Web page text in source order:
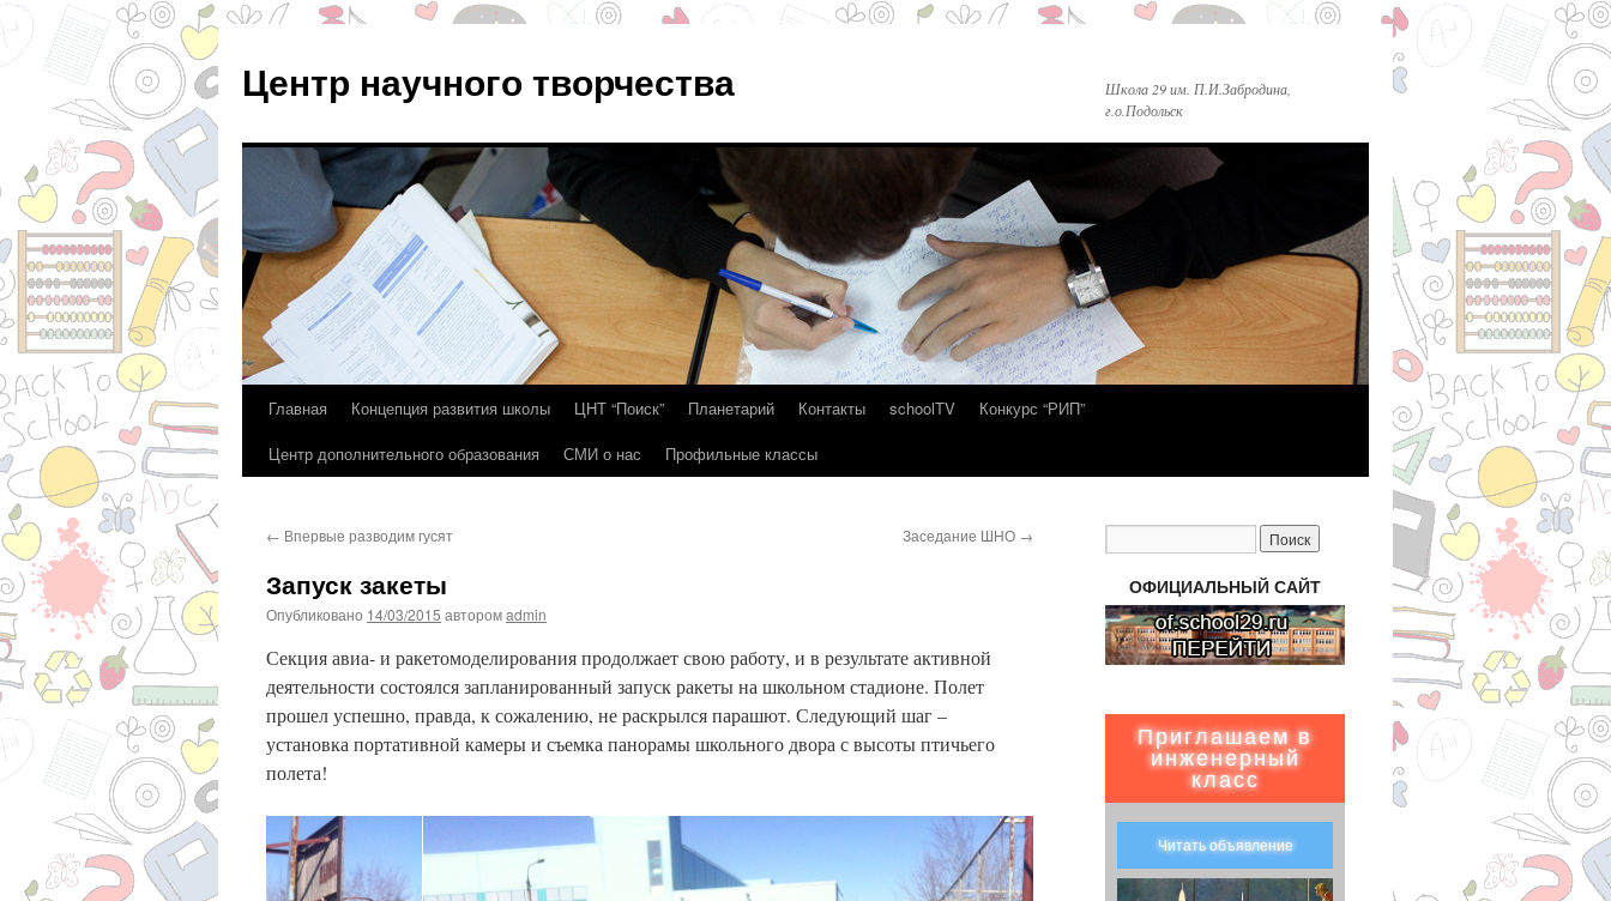
Центр научного творчества
Школа 29 им. П.И.Забродина,
г.о.Подольск
Перейти
Главная Концепция развития школы ЦНТ “Поиск” Планетарий Контакты schoolTV
Конкурс “РИП”
Центр дополнительного образования
СМИ о нас Профильные классы
← Впервые разводим гусят Заседание ШНО →
Запуск закеты
Опубликовано 14/03/2015 авторомadmin
Секция авиа- и ракетомоделирования продолжает свою работу, и в результате активной
деятельности состоялся запланированный запуск ракеты на школьном стадионе. Полет
прошел успешно, правда, к сожалению, не раскрылся парашют. Следующий шаг –
установка портативной камеры и съемка панорамы школьного двора с высоты птичьего
полета!
ОФИЦИАЛЬНЫЙ САЙТ
Приглашаем в
инженерный
класс
Читать объявление